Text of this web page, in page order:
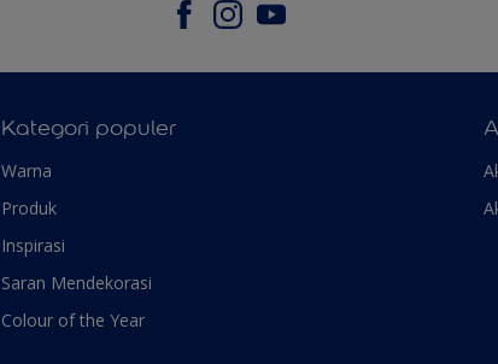
Kategori populer
Warna
Produk
Inspirasi
Saran Mendekorasi
Colour of the Year